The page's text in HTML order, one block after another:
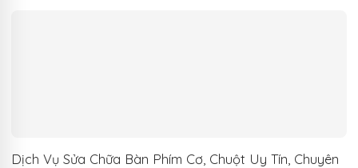
Dịch Vụ Sửa Chữa Bàn Phím Cơ, Chuột Uy Tín, Chuyên